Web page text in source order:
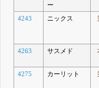
ー
4243 ニックス
4263 サスメド
4275 カーリット